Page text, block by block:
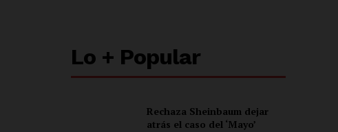
Lo + Popular
Rechaza Sheinbaum dejar
atrás el caso del ‘Mayo’